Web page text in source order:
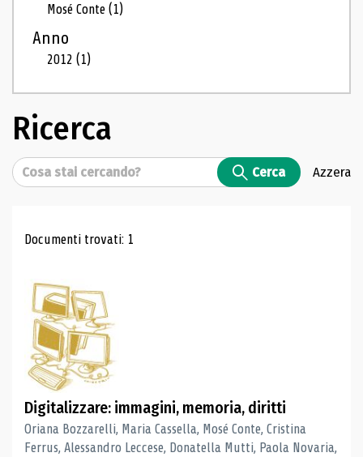
Mosé Conte(1)
Anno
2012(1)
Ricerca
Cerca Cerca Azzera
Risultati di ricerca
Documenti trovati: 1
Digitalizzare: immagini, memoria, diritti
Oriana Bozzarelli, Maria Cassella, Mosé Conte, Cristina
Ferrus, Alessandro Leccese, Donatella Mutti, Paola Novaria,